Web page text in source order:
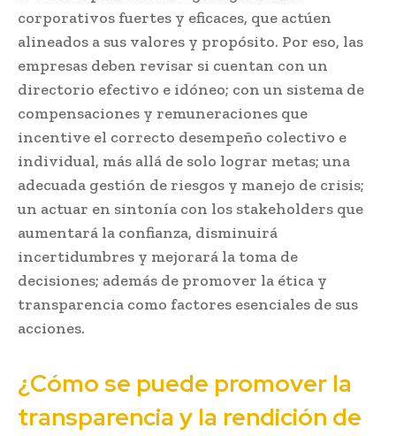
corporativos fuertes y eficaces, que actúen
alineados a sus valores y propósito. Por eso, las
empresas deben revisar si cuentan con un
directorio efectivo e idóneo; con un sistema de
compensaciones y remuneraciones que
incentive el correcto desempeño colectivo e
individual, más allá de solo lograr metas; una
adecuada gestión de riesgos y manejo de crisis;
un actuar en sintonía con los stakeholders que
aumentará la confianza, disminuirá
incertidumbres y mejorará la toma de
decisiones; además de promover la ética y
transparencia como factores esenciales de sus
acciones.
¿Cómo se puede promover la
transparencia y la rendición de